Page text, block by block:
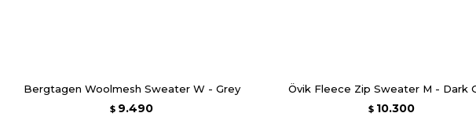
Bergtagen Woolmesh Sweater W - Grey
$ 9.490
Övik Fleece Zip Sweater M - Dark
$ 10.300